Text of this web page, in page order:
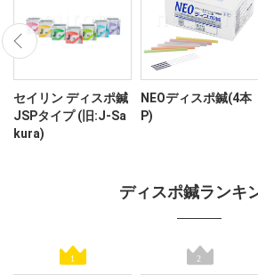
セイリン ディスポ鍼
JSPタイプ (旧:J-Sa
kura)
NEOディスポ鍼(4本
P)
ディスポ鍼ランキ